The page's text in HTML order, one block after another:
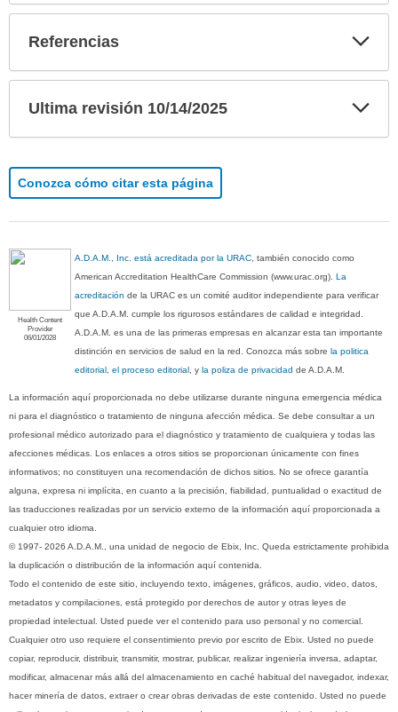
Referencias
Ultima revisión 10/14/2025
Conozca cómo citar esta página
Health Content
Provider
06/01/2028
A.D.A.M., Inc. está acreditada por la URAC, también conocido como
American Accreditation HealthCare Commission (www.urac.org). La
acreditación de la URAC es un comité auditor independiente para verificar
que A.D.A.M. cumple los rigurosos estándares de calidad e integridad.
A.D.A.M. es una de las primeras empresas en alcanzar esta tan importante
distinción en servicios de salud en la red. Conozca más sobre la politica
editorial, el proceso editorial , y la poliza de privacidad de A.D.A.M.
La información aquí proporcionada no debe utilizarse durante ninguna emergencia médica
ni para el diagnóstico o tratamiento de ninguna afección médica. Se debe consultar a un
profesional médico autorizado para el diagnóstico y tratamiento de cualquiera y todas las
afecciones médicas. Los enlaces a otros sitios se proporcionan únicamente con fines
informativos; no constituyen una recomendación de dichos sitios. No se ofrece garantía
alguna, expresa ni implícita, en cuanto a la precisión, fiabilidad, puntualidad o exactitud de
las traducciones realizadas por un servicio externo de la información aquí proporcionada a
cualquier otro idioma.
© 1997- 2026 A.D.A.M., una unidad de negocio de Ebix, Inc. Queda estrictamente prohibida
la duplicación o distribución de la información aquí contenida.
Todo el contenido de este sitio, incluyendo texto, imágenes, gráficos, audio, video, datos,
metadatos y compilaciones, está protegido por derechos de autor y otras leyes de
propiedad intelectual. Usted puede ver el contenido para uso personal y no comercial.
Cualquier otro uso requiere el consentimiento previo por escrito de Ebix. Usted no puede
copiar, reproducir, distribuir, transmitir, mostrar, publicar, realizar ingeniería inversa, adaptar,
modificar, almacenar más allá del almacenamiento en caché habitual del navegador, indexar,
hacer minería de datos, extraer o crear obras derivadas de este contenido. Usted no puede